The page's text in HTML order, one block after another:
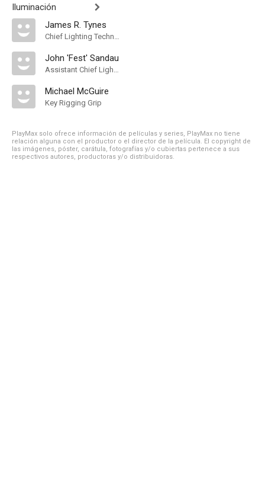
Iluminación
James R. Tynes
Chief Lighting Technician
John 'Fest' Sandau
Assistant Chief Lighting Technician
Michael McGuire
Key Rigging Grip
PlayMax solo ofrece información de películas y series, PlayMax no tiene
relación alguna con el productor o el director de la película. El copyright de
las imágenes, póster, carátula, fotografías y/o cubiertas pertenece a sus
respectivos autores, productoras y/o distribuidoras.